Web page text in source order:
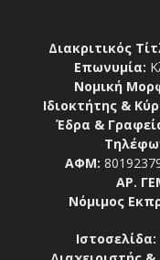
Διακριτικός
Επωνυμία:
Νομική
Ιδιοκτήτης &
Έδρα &
ΑΦΜ:
ΑΡ.
Νόμιμος
Ιστοσελίδα: